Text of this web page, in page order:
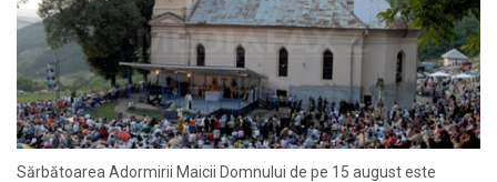
Sărbătoarea Adormirii Maicii Domnului de pe 15 august este